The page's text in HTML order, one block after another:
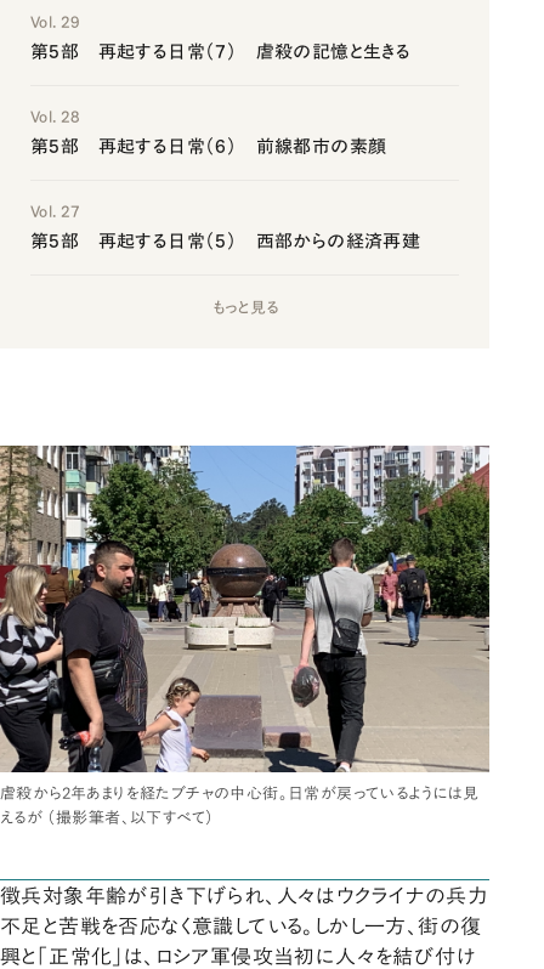
Vol. 29
第5部 再起する日常（7） 虐殺の記憶と生きる
Vol. 28
第5部 再起する日常（6） 前線都市の素顔
Vol. 27
第5部 再起する日常（5） 西部からの経済再建
もっと見る
虐殺から2年あまりを経たブチャの中心街。日常が戻っているようには見
えるが （撮影筆者、以下すべて）
徴兵対象年齢が引き下げられ、人々はウクライナの兵力
不足と苦戦を否応なく意識している。しかし一方、街の復
興と「正常化」は、ロシア軍侵攻当初に人々を結び付け